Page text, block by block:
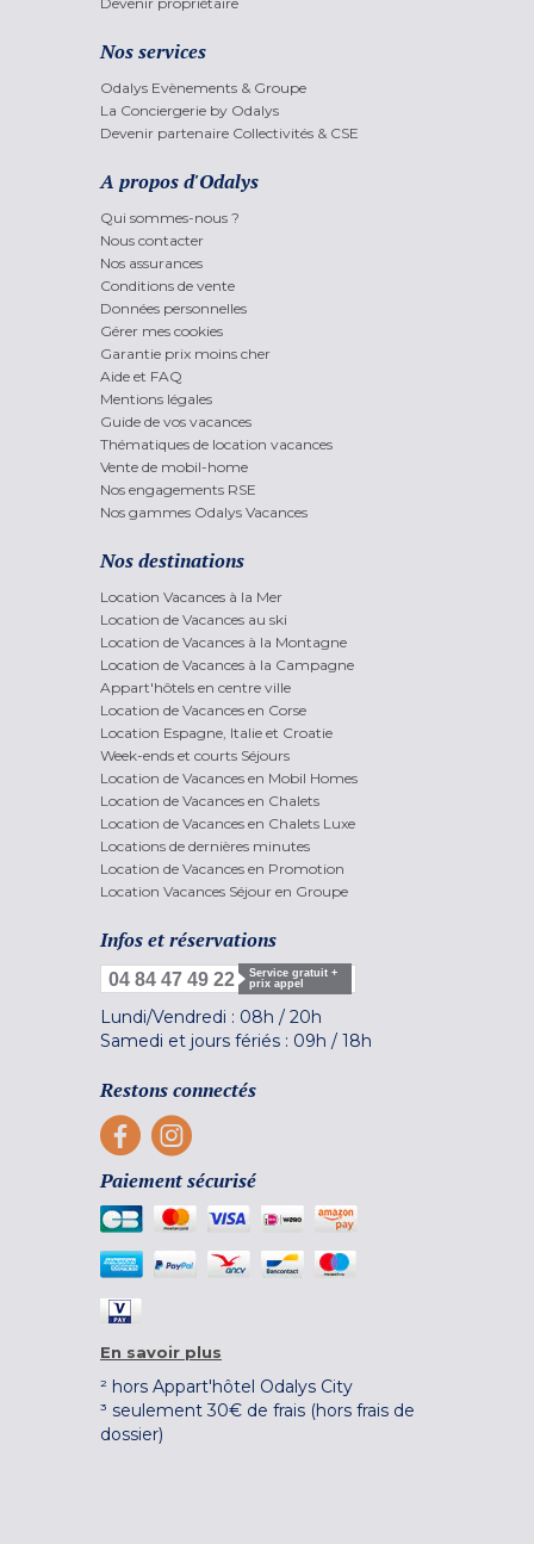
Nos services
Odalys Evènements & Groupe
La Conciergerie by Odalys
Devenir partenaire Collectivités & CSE
A propos d'Odalys
Qui sommes-nous ?
Nous contacter
Nos assurances
Conditions de vente
Données personnelles
Gérer mes cookies
Garantie prix moins cher
Aide et FAQ
Mentions légales
Guide de vos vacances
Thématiques de location vacances
Vente de mobil-home
Nos engagements RSE
Nos gammes Odalys Vacances
Nos destinations
Location Vacances à la Mer
Location de Vacances au ski
Location de Vacances à la Montagne
Location de Vacances à la Campagne
Appart'hôtels en centre ville
Location de Vacances en Corse
Location Espagne, Italie et Croatie
Week-ends et courts Séjours
Location de Vacances en Mobil Homes
Location de Vacances en Chalets
Location de Vacances en Chalets Luxe
Locations de dernières minutes
Location de Vacances en Promotion
Location Vacances Séjour en Groupe
Infos et réservations
04 84 47 49 22
Service gratuit +
prix appel
Lundi/Vendredi : 08h / 20h
Samedi et jours fériés : 09h / 18h
Restons connectés
Paiement sécurisé
En savoir plus
² hors Appart'hôtel Odalys City
³ seulement 30€ de frais (hors frais de
dossier)